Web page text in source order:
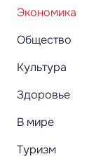
Экономика
Общество
Культура
Здоровье
В мире
Туризм